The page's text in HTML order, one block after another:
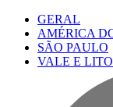
GERAL
AMÉRICA
SÃO PAULO
VALE E